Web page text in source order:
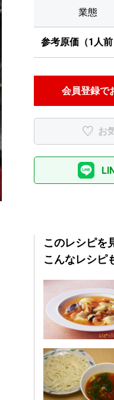
業態
参考原価（1人前
会員登録で
お
このレシピを
こんなレシピ